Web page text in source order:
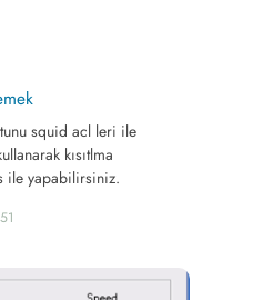
squid acl leri ile
kısıtlma
ile yapabilirsiniz.